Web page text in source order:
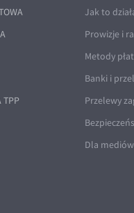
TPP
Jak to
Prowizje i
Metody
Banki i
Przelewy
Dla mediów